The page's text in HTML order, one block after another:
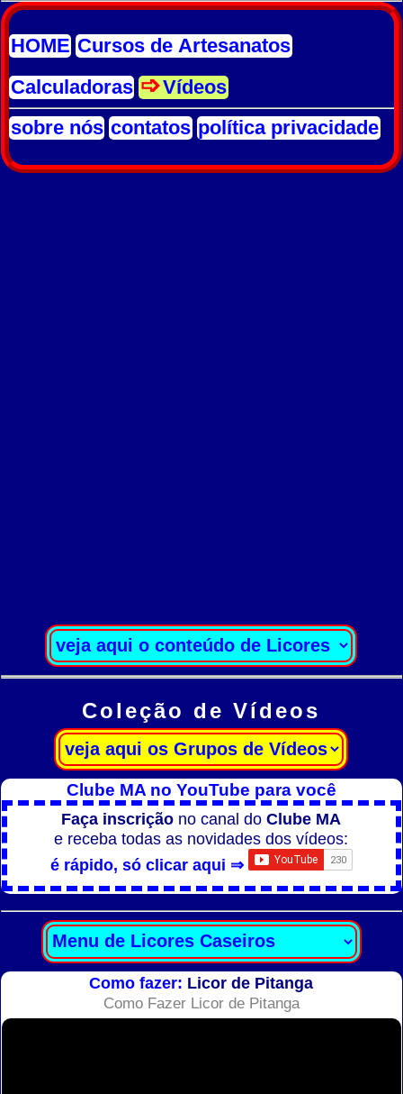
HOME Cursos de Artesanatos
Calculadoras
Vídeos
sobre nós contatos política privacidade
Coleção de Vídeos
Clube MA no YouTube para você
Faça inscrição no canal doClube MA
e receba todas as novidades dos vídeos:
é rápido, só clicar aqui ⇒
Como fazer: Licor de Pitanga
Como Fazer Licor de Pitanga